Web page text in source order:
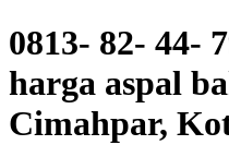
0813- 82- 44-
harga aspal
Cimahpar,